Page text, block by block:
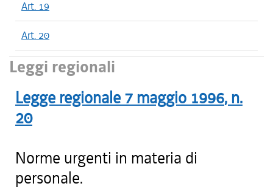
Art. 19
Art. 20
Leggi regionali
Legge regionale 7 maggio 1996, n.
20
Norme urgenti in materia di
personale.